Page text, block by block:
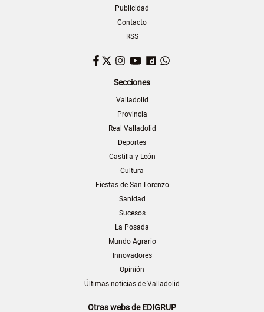
Publicidad
Contacto
RSS
Facebook
TwitterInstagram
YouTubeDailymotion
Secciones
Valladolid
Provincia
Real Valladolid
Deportes
Castilla y León
Cultura
Fiestas de San Lorenzo
Sanidad
Sucesos
La Posada
Mundo Agrario
Innovadores
Opinión
Últimas noticias de Valladolid
Otras webs de EDIGRUP